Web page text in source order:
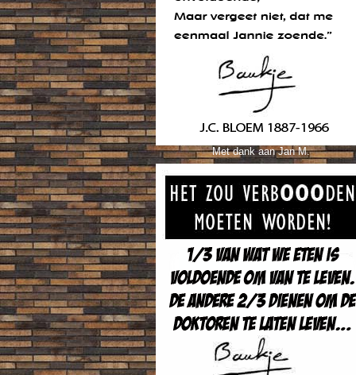
Met dank aan Jan M.